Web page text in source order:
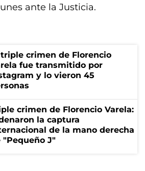
ante la Justicia.
crimen de Florencio
fue transmitido por
y lo vieron 45
crimen de Florencio Varela:
la captura
de la mano derecha
"Pequeño J"